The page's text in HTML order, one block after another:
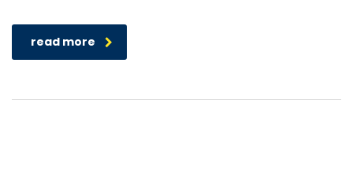
read more